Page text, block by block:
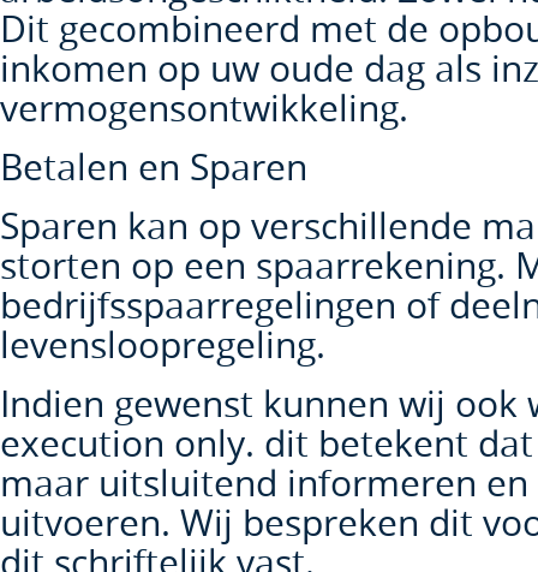
Dit gecombineerd met de
inkomen op uw oude dag als
vermogensontwikkeling.
Betalen en Sparen
Sparen kan op verschillende
storten op een spaarrekening.
bedrijfsspaarregelingen of
levensloopregeling.
Indien gewenst kunnen wij ook
execution only. dit betekent
maar uitsluitend informeren
uitvoeren. Wij bespreken dit
dit schriftelijk vast.